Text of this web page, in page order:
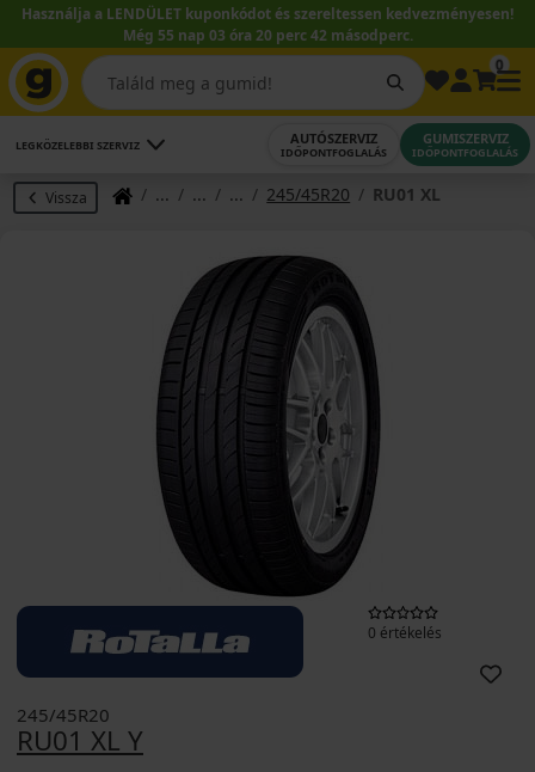
Használja a LENDÜLET kuponkódot és szereltessen kedvezményesen!
Még 55 nap 03 óra 20 perc 41 másodperc.
0
LEGKÖZELEBBI SZERVIZ AUTÓSZERVIZ
IDŐPONTFOGLALÁS
GUMISZERVIZ
IDŐPONTFOGLALÁS
Vissza 245/45R20 RU01 XL
0 értékelés
RU01 XL Y
245/45R20